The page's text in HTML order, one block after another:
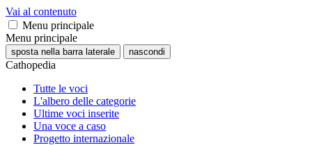
Vai al contenuto
Menu principale
Menu principale
sposta nella barra laterale nascondi
Cathopedia
Tutte le voci
L'albero delle categorie
Ultime voci inserite
Una voce a caso
Progetto internazionale